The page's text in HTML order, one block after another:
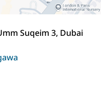
Suqeim 3, Dubai